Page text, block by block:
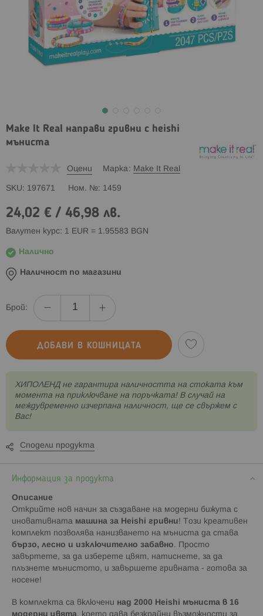
Make It Real направи гривни с heishi
мъниста
Оцени Марка Make It Real
SKU 197671 Ном. № 1459
24,02 € / 46,98 лв.
Валутен курс: 1 EUR = 1.95583 BGN
Налично
Наличност по магазини
Брой:
ДОБАВИ В КОШНИЦАТА
XИПОЛЕНД не гарантира наличността на стоката към
момента на приключване на поръчката! В случай на
междувременно изчерпана наличност, ще се свържем с
Вас!
Сподели продукта
Информация за продукта
Описание
Открийте нов начин за създаване на модерни бижута с
иновативната машина за Heishi гривни! Този креативен
комплект позволява нанизването на мъниста да става
бързо, лесно и изключително забавно. Просто
завъртете, за да изберете цвят, натиснете, за да
плъзнете мънистото, и завършете гривната - готова за
носене!
В комплекта са включени над 2000 Heishi мъниста в 16
модерни цвята, което дава безкрайни възможности за